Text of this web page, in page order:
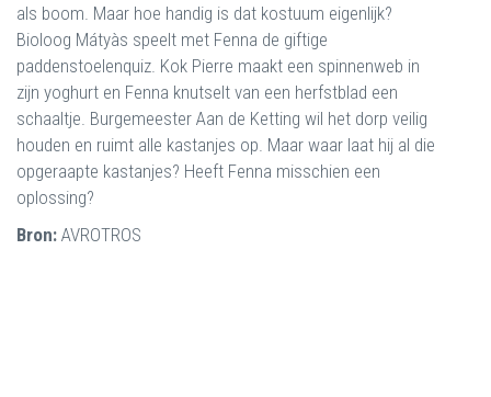
als boom. Maar hoe handig is dat kostuum eigenlijk?
Bioloog Mátyàs speelt met Fenna de giftige
paddenstoelenquiz. Kok Pierre maakt een spinnenweb in
zijn yoghurt en Fenna knutselt van een herfstblad een
schaaltje. Burgemeester Aan de Ketting wil het dorp veilig
houden en ruimt alle kastanjes op. Maar waar laat hij al die
opgeraapte kastanjes? Heeft Fenna misschien een
oplossing?
Bron: AVROTROS